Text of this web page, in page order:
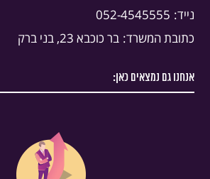
נייד: 052-4545555
כתובת המשרד: בר כוכבא 23, בני ברק
אנחנו גם נמצאים כאן: